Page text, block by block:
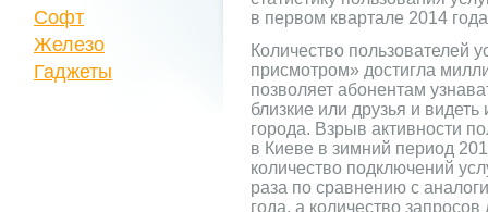
в первом квартале 2014
Количество пользователей
присмотром» достигла
позволяет абонентам
близкие или друзья и
города. Взрыв активности
в Киеве в зимний период
количество подключений
раза по сравнению с
года, а количество
Софт
Железо
Гаджеты